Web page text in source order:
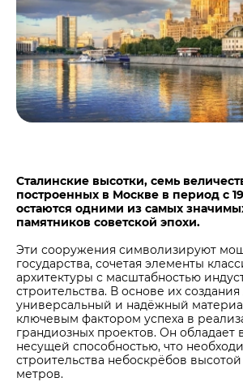
Сталинские высотки, семь
построенных в Москве в период с
остаются одними из самых
памятников советской эпохи.
Эти сооружения символизируют
государства, сочетая элементы
архитектуры с масштабностью
строительства. В основе их
универсальный и надёжный
ключевым фактором успеха в
грандиозных проектов. Он обладает
несущей способностью, что
строительства небоскрёбов
метров.
Центры дистрибуции
Реализация ТМЦ и
Политика в области закупок
В помощь поставщику
Не только цемент
Люди ЦЕМРОСа
Технологии и тренды
Издание для клиентов
Аналитика цементной
Контакты
Контакты
Служба доверия